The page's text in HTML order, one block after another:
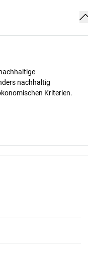
nachhaltig
Kriterien.